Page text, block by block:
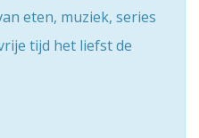
eten, muziek, series
tijd het liefst de